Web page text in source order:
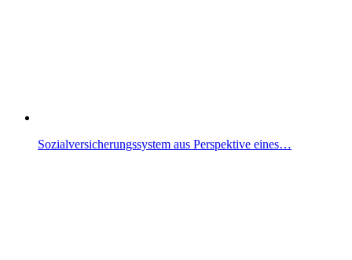
Sozialversicherungssystem aus Perspektive eines…